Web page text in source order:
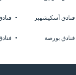
فنادق أسكيشهير
فنادق بورصة